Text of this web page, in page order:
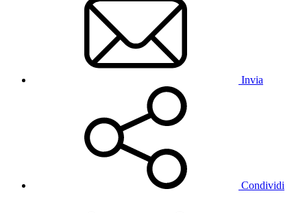
Invia
Condividi